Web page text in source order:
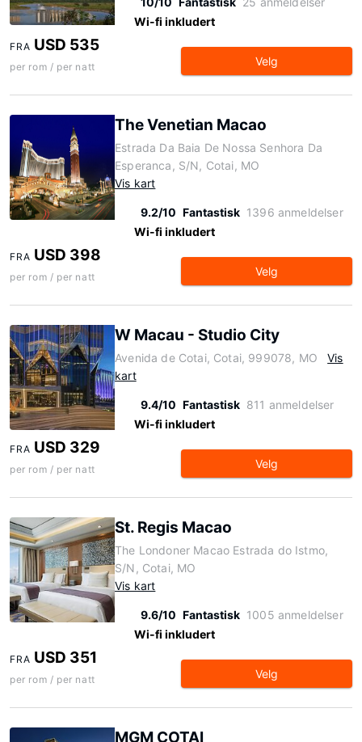
Wi-fi inkludert
FRA USD 535
per rom / per natt Velg
The Venetian Macao
Estrada Da Baia De Nossa Senhora Da
Esperanca, S/N, Cotai, MO
Vis kart
9.2/10 Fantastisk 1396 anmeldelser
Wi-fi inkludert
FRA USD 398
per rom / per natt Velg
W Macau - Studio City
Avenida de Cotai, Cotai, 999078, MO
Vis
kart
9.4/10 Fantastisk 811 anmeldelser
Wi-fi inkludert
FRA USD 329
per rom / per natt Velg
St. Regis Macao
The Londoner Macao Estrada do Istmo,
S/N, Cotai, MO
Vis kart
9.6/10 Fantastisk 1005 anmeldelser
Wi-fi inkludert
FRA USD 351
per rom / per natt Velg
MGM COTAI